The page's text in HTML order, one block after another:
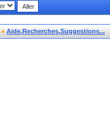
» Aide,Recherches,Suggestions...